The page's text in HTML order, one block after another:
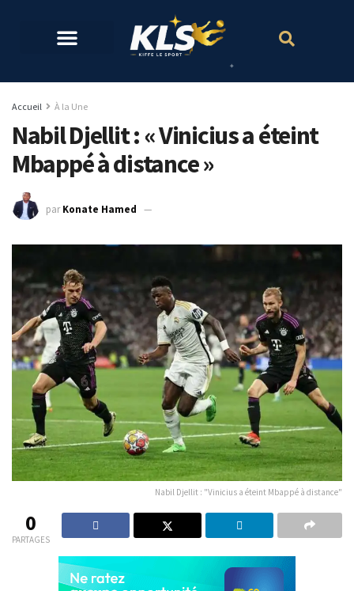
Accueil À la Une
Nabil Djellit : « Vinicius a éteint
Mbappé à distance »
par Konate Hamed
Nabil Djellit : "Vinicius a éteint Mbappé à distance"
0
PARTAGES